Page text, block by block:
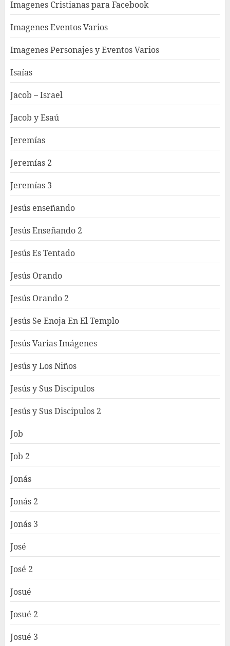
Imagenes Cristianas para Facebook
Imagenes Eventos Varios
Imagenes Personajes y Eventos Varios
Isaías
Jacob – Israel
Jacob y Esaú
Jeremías
Jeremías 2
Jeremías 3
Jesús enseñando
Jesús Enseñando 2
Jesús Es Tentado
Jesús Orando
Jesús Orando 2
Jesús Se Enoja En El Templo
Jesús Varias Imágenes
Jesús y Los Niños
Jesús y Sus Discipulos
Jesús y Sus Discipulos 2
Job
Job 2
Jonás
Jonás 2
Jonás 3
José
José 2
Josué
Josué 2
Josué 3